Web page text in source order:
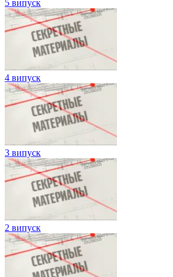
5 випуск
4 випуск
3 випуск
2 випуск